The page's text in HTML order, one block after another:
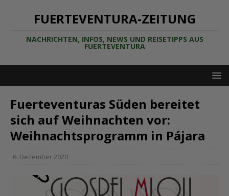
FUERTEVENTURA-ZEITUNG
NACHRICHTEN, INFOS, NEWS UND REISETIPPS AUS
FUERTEVENTURA
Fuerteventuras Süden bereitet
sich auf Weihnachten vor:
Weihnachtsprogramm in Pájara
6. Dezember 2020